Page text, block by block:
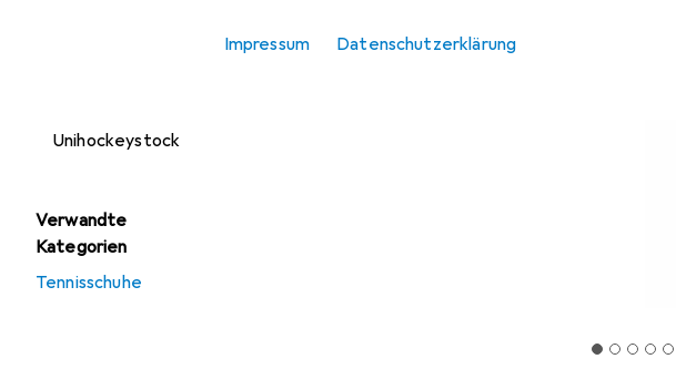
Impressum Datenschutzerklärung
Unihockeystock
Verwandte
Kategorien
Tennisschuhe